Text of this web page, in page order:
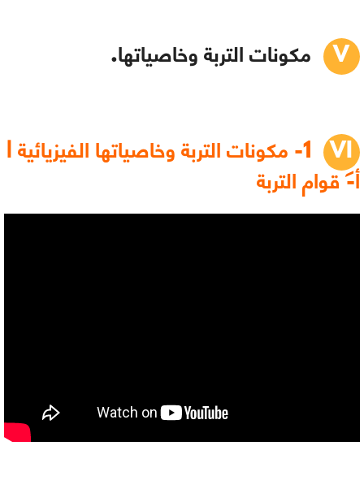
مكونات التربة وخاصياتها.
1- مكونات التربة وخاصياتها الفيزيائية |
أ- قوام التربة